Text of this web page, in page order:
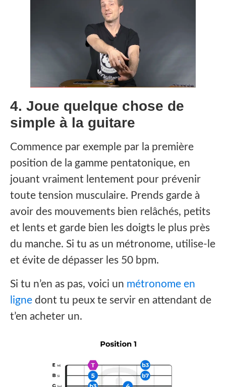
4. Joue quelque chose de
simple à la guitare
Commence par exemple par la première
position de la gamme pentatonique, en
jouant vraiment lentement pour prévenir
toute tension musculaire. Prends garde à
avoir des mouvements bien relâchés, petits
et lents et garde bien les doigts le plus près
du manche. Si tu as un métronome, utilise-le
et évite de dépasser les 50 bpm.
Si tu n’en as pas, voici un métronome en
ligne dont tu peux te servir en attendant de
t’en acheter un.